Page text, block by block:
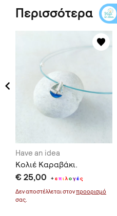
Περισσότερα
Have an idea
Κολιέ Καραβάκι.
€ 25,00 +επιλογές
Δεν αποστέλλεται στονπροορισμό
σας.